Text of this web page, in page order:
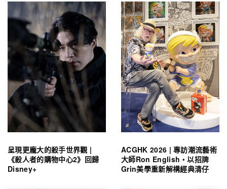
呈現更龐大的殺手世界觀 |
《殺人者的購物中心2》回歸
Disney+
ACGHK 2026 | 專訪潮流藝術
大師Ron English・以招牌
Grin美學重新解構經典清仔